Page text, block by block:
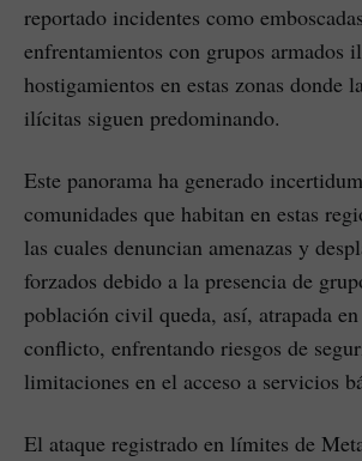
reportado incidentes como
enfrentamientos con grupos armados
hostigamientos en estas zonas donde
ilícitas siguen predominando.
Este panorama ha generado
comunidades que habitan en estas
las cuales denuncian amenazas y
forzados debido a la presencia de
población civil queda, así, atrapada
conflicto, enfrentando riesgos de
limitaciones en el acceso a servicios
El ataque registrado en límites de